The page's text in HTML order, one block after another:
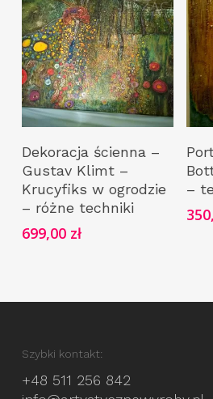
Dodaj Do Koszyka
Dekoracja ścienna –
Gustav Klimt –
Krucyfiks w ogrodzie
– różne techniki
699,00 zł
–
Szybki kontakt:
+48 511 256 842